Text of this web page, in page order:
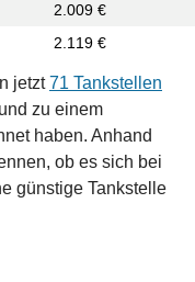
2.009 €
2.119 €
jetzt71 Tankstellen
zu einem
haben. Anhand
ob es sich bei
günstige Tankstelle